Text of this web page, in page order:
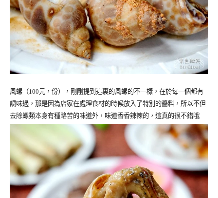
風螺（100元，份），剛剛提到這裏的風螺的不一樣，在於每一個都有
調味過，那是因為店家在處理食材的時候放入了特別的醬料，所以不但
去除螺類本身有種略苦的味道外，味道香香辣辣的，這真的很不錯哦